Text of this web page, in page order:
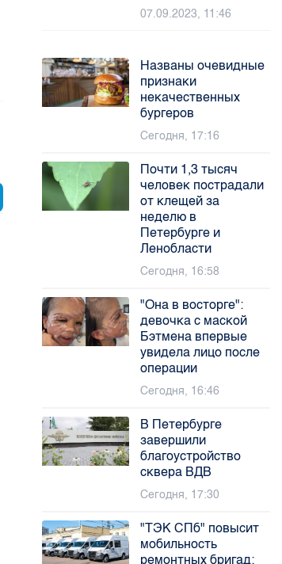
07.09.2023, 11:46
Названы очевидные
признаки
некачественных
бургеров
Сегодня, 17:16
Почти 1,3 тысяч
человек пострадали
от клещей за
неделю в
Петербурге и
Ленобласти
Сегодня, 16:58
"Она в восторге":
девочка с маской
Бэтмена впервые
увидела лицо после
операции
Сегодня, 16:46
В Петербурге
завершили
благоустройство
сквера ВДВ
Сегодня, 17:30
"ТЭК СПб" повысит
мобильность
ремонтных бригад: